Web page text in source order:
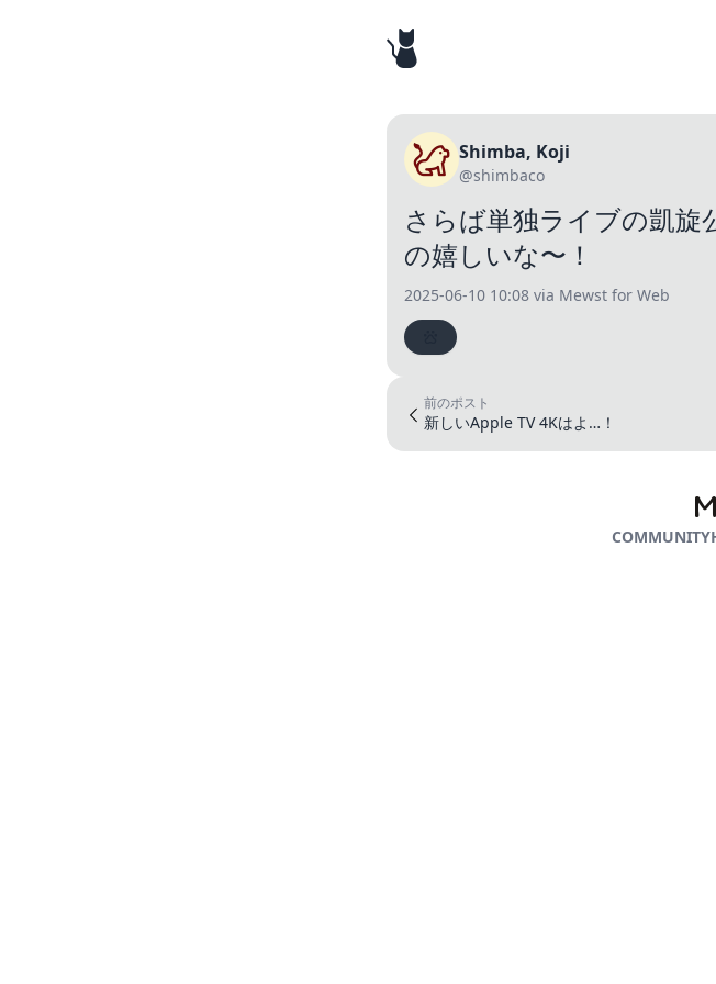
Shimba, Koji
@shimbaco
さらば単独ライブの凱
の嬉しいな〜！
2025-06-10 10:08 via Mewst for Web
前のポスト
新しいApple TV 4Kはよ…！
COMMUNITY